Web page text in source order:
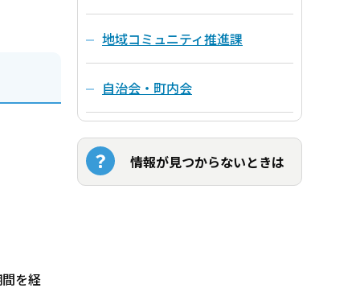
を経
地域コミュニティ推進課
自治会・町内会
情報が見つからないときは